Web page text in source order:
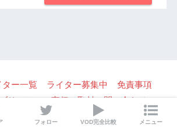
ター一覧 ライター募集中
免責事項
リシティ・宣伝・取材の問い合わせ
プライバシーポリシー
フォロー VOD完全比較 メニュー